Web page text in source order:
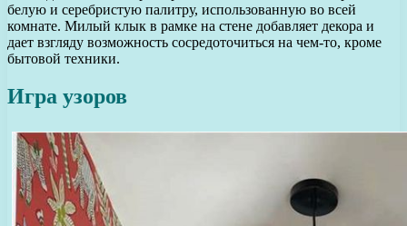
белую и серебристую палитру, использованную во всей
комнате. Милый клык в рамке на стене добавляет декора и
дает взгляду возможность сосредоточиться на чем-то, кроме
бытовой техники.
Игра узоров